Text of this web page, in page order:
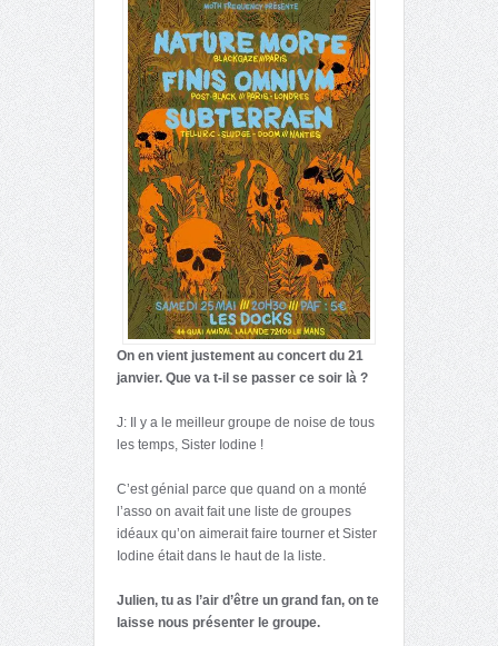
On en vient justement au concert du 21
janvier. Que va t-il se passer ce soir là ?
J: Il y a le meilleur groupe de noise de tous
les temps, Sister Iodine !
C’est génial parce que quand on a monté
l’asso on avait fait une liste de groupes
idéaux qu’on aimerait faire tourner et Sister
Iodine était dans le haut de la liste.
Julien, tu as l’air d’être un grand fan, on te
laisse nous présenter le groupe.